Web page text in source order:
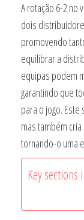
A rotação 6-2 no
dois
promovendo
equilibrar a
equipas podem
garantindo que
para o jogo.
mas também
tornando-o uma
Key sections